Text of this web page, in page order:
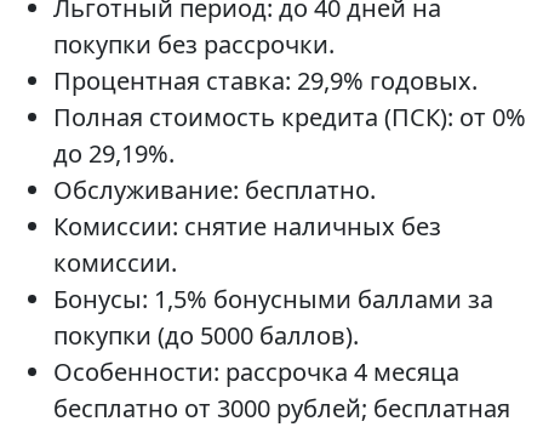
Льготный период: до 40 дней на
покупки без рассрочки.
Процентная ставка: 29,9% годовых.
Полная стоимость кредита (ПСК): от 0%
до 29,19%.
Обслуживание: бесплатно.
Комиссии: снятие наличных без
комиссии.
Бонусы: 1,5% бонусными баллами за
покупки (до 5000 баллов).
Особенности: рассрочка 4 месяца
бесплатно от 3000 рублей; бесплатная